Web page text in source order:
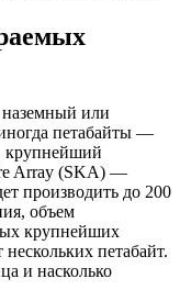
или
петабайты —
крупнейший
Array (SKA) —
производить до 200
объем
крупнейших
петабайт.
и насколько